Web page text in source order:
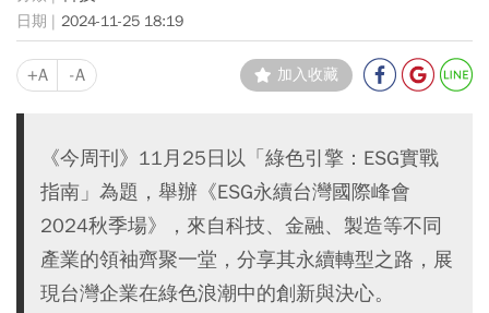
2024-11-25 18:19
+A -A 加入收藏
《今周刊》11月25日以「綠色引擎：ESG實戰
指南」為題，舉辦《ESG永續台灣國際峰會
2024秋季場》，來自科技、金融、製造等不同
產業的領袖齊聚一堂，分享其永續轉型之路，展
現台灣企業在綠色浪潮中的創新與決心。